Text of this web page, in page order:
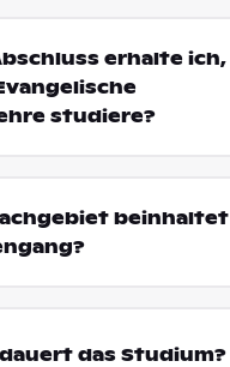
erhalte ich,
studiere?
beinhaltet
das Studium?